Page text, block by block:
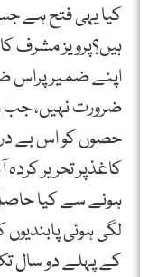
کیا یہی فتح ہے
ہیں؟پرویز مشرف کا
اپنے ضمیر پراس
ضرورت نہیں، جب
حصوں کو اس بے
کاغذپر تحریر کردہ
ہونے سے کیا
لگی ہوئی پابندیوں
کے پہلے دو سال